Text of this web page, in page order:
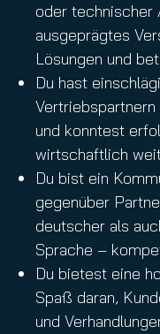
oder technischer
ausgeprägtes
Lösungen und
Du hast
und konntest
wirtschaftlich
Du bist ein
gegenüber
deutscher als
Sprache –
Du bietest eine
Spaß daran,
und